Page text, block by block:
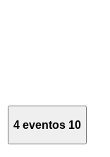
4 eventos 10